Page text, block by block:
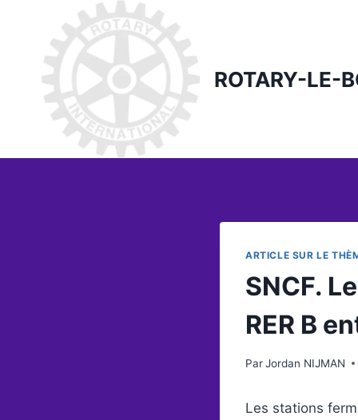
content
ROTARY-LE-
ARTICLE SUR LE
SNCF.
RER B
ParJordan NIJMAN
Les stations